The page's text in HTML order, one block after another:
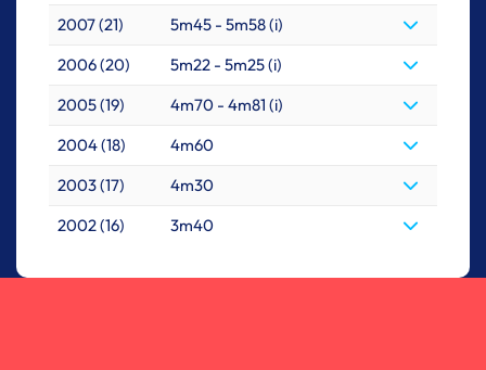
2007 (21)
5m45 - 5m58 (i)
2006 (20)
5m22 - 5m25 (i)
2005 (19)
4m70 - 4m81 (i)
2004 (18)
4m60
2003 (17)
4m30
2002 (16)
3m40